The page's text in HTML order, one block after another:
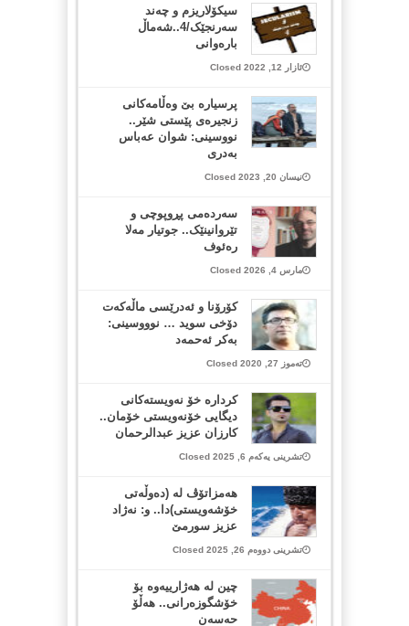
سیکۆلاریزم و چەند
سەرنجێک/4..شەماڵ
بارەوانی
ئازار 12, 2022 Closed
پرسیارە بێ وەڵامەكانی
زنجیرەی پێستی شێر..
نووسینی: شوان عەباس
بەدری
نیسان 20, 2023 Closed
سەردەمی پڕوپوچی و
تێروانینێک.. جوتیار مەلا
رەئوف
مارس 4, 2026 Closed
کۆرۆنا و ئەدرێسی ماڵەکەت
دۆخی سوید … نوووسینی:
بەکر ئەحمەد
تەموز 27, 2020 Closed
كردارە خۆ نەویستەكانی
دیگایی خۆنەویستی خۆمان..
كارزان عزیز عبدالرحمان
تشرینی یەکەم 6, 2025 Closed
هه‌مزاتۆڤ له‌ (ده‌وڵه‌تی
خۆشه‌ویستی)دا.. و: نه‌ژاد
عزیز سورمێ
تشرینی دووەم 26, 2025 Closed
چین لە هەژارییەوە بۆ
خۆشگوزەرانی.. هەڵۆ
حەسەن